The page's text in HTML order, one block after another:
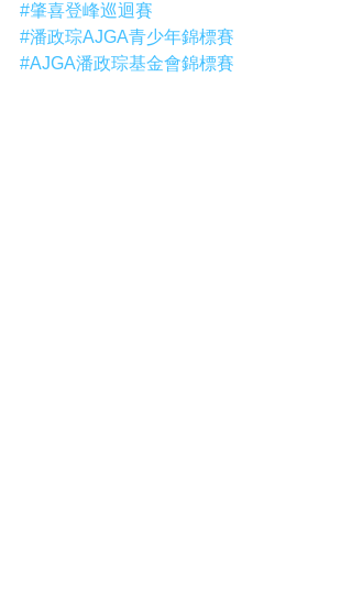
#肇喜登峰巡迴賽
#潘政琮AJGA青少年錦標賽
#AJGA潘政琮基金會錦標賽